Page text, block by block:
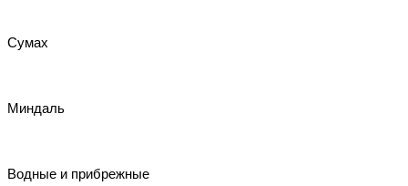
Сумах
Миндаль
Водные и прибрежные